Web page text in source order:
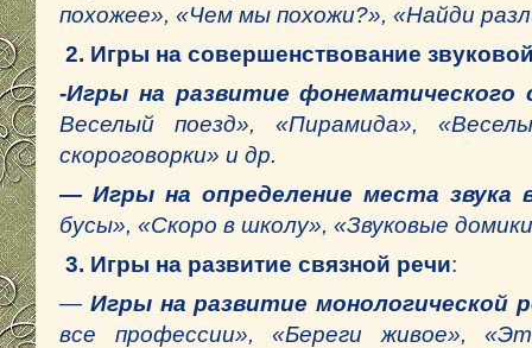
похожее», «Чем мы похожи?», «Найди
2. Игры на совершенствование
-Игры на развитие фонематического
Веселый поезд», «Пирамида»,
скороговорки» и др.
— Игры на определение места звука
бусы», «Скоро в школу», «Звуковые
3. Игры на развитие связной речи:
— Игры на развитие монологической
все профессии», «Береги живое»,